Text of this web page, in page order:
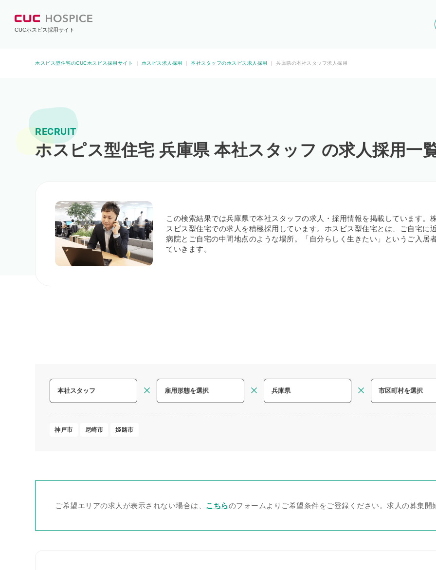
CUCホスピス採用サイト
ホスピス型住宅のCUCホスピス採用サイト ホスピス求人採用 本社スタッフのホスピス求人採用 兵庫県の本社スタッフ求人採用
RECRUIT
ホスピス型住宅 兵庫県 本社スタッフ の求人採用一
この検索結果では兵庫県で本社スタッフの求人・採用情報を掲載しています。
スピス型住宅での求人を積極採用しています。ホスピス型住宅とは、ご自宅に
病院とご自宅の中間地点のような場所。「自分らしく生きたい」というご入居
ていきます。
神戸市 尼崎市 姫路市
ご希望エリアの求人が表示されない場合は、 こちらのフォームよりご希望条件をご登録ください。求人の募集開